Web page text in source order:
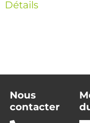
Détails
Nous
contacter